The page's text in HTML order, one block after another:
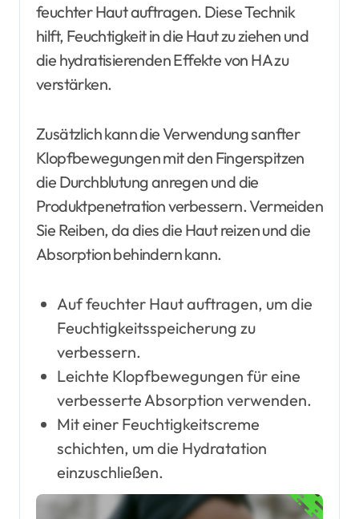
feuchter Haut auftragen. Diese Technik
hilft, Feuchtigkeit in die Haut zu ziehen und
die hydratisierenden Effekte von HA zu
verstärken.
Zusätzlich kann die Verwendung sanfter
Klopfbewegungen mit den Fingerspitzen
die Durchblutung anregen und die
Produktpenetration verbessern. Vermeiden
Sie Reiben, da dies die Haut reizen und die
Absorption behindern kann.
Auf feuchter Haut auftragen, um die
Feuchtigkeitsspeicherung zu
verbessern.
Leichte Klopfbewegungen für eine
verbesserte Absorption verwenden.
Mit einer Feuchtigkeitscreme
schichten, um die Hydratation
einzuschließen.